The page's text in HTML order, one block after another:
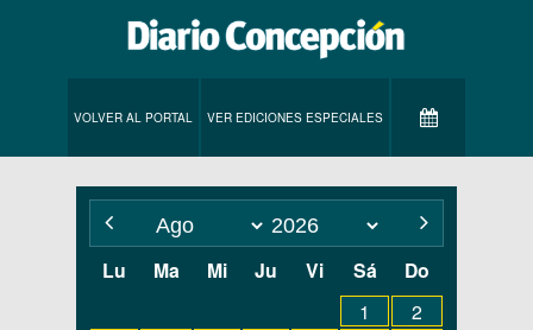
VOLVER AL PORTAL VER EDICIONES ESPECIALES
Lu Ma Mi Ju Vi Sá Do
1
2